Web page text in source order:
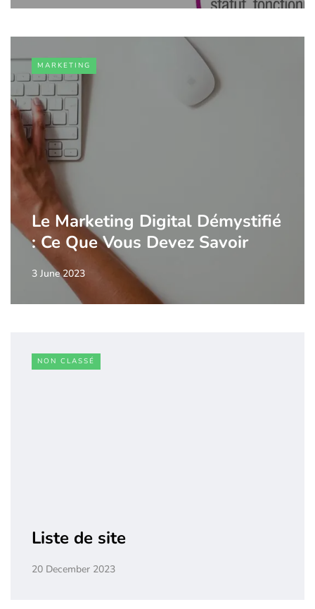
MARKETING
Le Marketing Digital Démystifié
: Ce Que Vous Devez Savoir
3 June 2023
NON CLASSÉ
Liste de site
20 December 2023